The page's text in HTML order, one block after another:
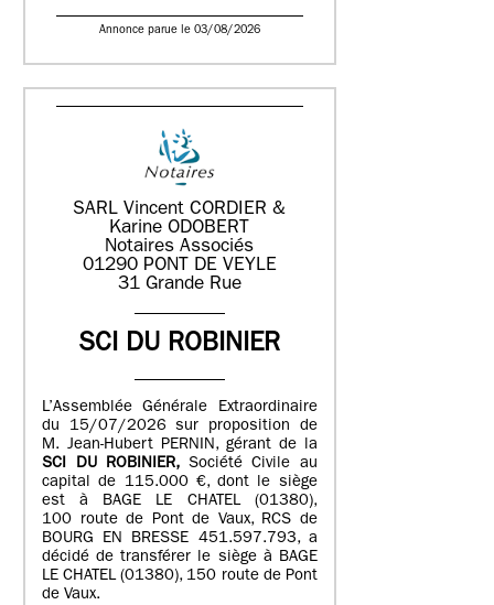
Annonce parue le 03/08/2026
SARL Vincent CORDIER &
Karine ODOBERT
Notaires Associés
01290 PONT DE VEYLE
31 Grande Rue
SCI DU ROBINIER
L’Assemblée Générale Extraordinaire
du 15/07/2026 sur proposition de
M. Jean-Hubert PERNIN, gérant de la
SCI DU ROBINIER, Société Civile au
capital de 115.000 €, dont le siège
est à BAGE LE CHATEL (01380),
100 route de Pont de Vaux, RCS de
BOURG EN BRESSE 451.597.793, a
décidé de transférer le siège à BAGE
LE CHATEL (01380), 150 route de Pont
de Vaux.